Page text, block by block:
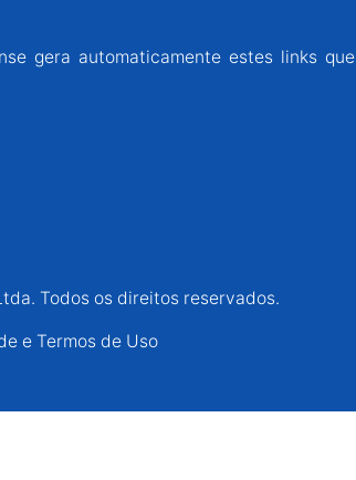
gera automaticamente estes links
Todos os direitos reservados.
e Termos de Uso